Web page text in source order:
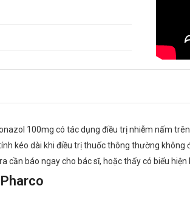
100mg có tác dụng điều trị nhiễm nấm
kéo dài khi điều trị thuốc thông thường
cần báo ngay cho bác sĩ, hoặc thấy có biểu